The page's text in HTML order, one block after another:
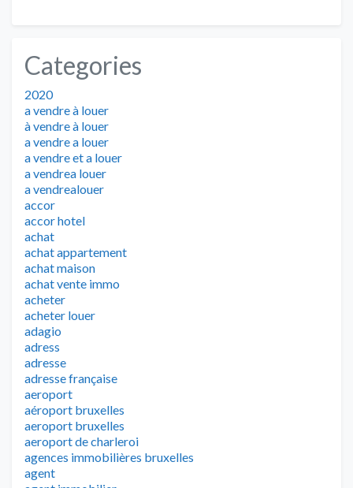
Categories
2020
a vendre à louer
à vendre à louer
a vendre a louer
a vendre et a louer
a vendrea louer
a vendrealouer
accor
accor hotel
achat
achat appartement
achat maison
achat vente immo
acheter
acheter louer
adagio
adress
adresse
adresse française
aeroport
aéroport bruxelles
aeroport bruxelles
aeroport de charleroi
agences immobilières bruxelles
agent